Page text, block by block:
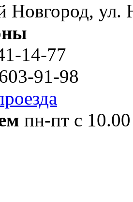
ул.
14-77
91-98
пн-пт с